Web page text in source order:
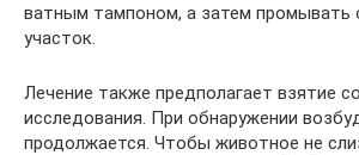
ватным тампоном, а затем промывать
участок.
Лечение также предполагает взятие
исследования. При обнаружении
продолжается. Чтобы животное не